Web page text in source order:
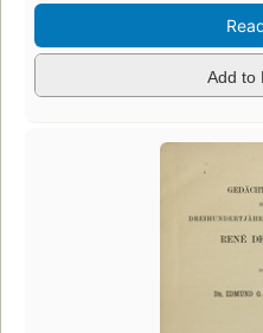
Add to